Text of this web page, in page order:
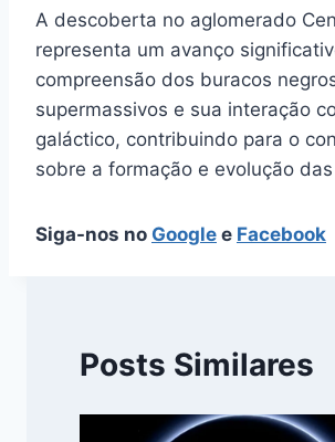
A descoberta no aglomerado
representa um avanço
compreensão dos buracos
supermassivos e sua interação
galáctico, contribuindo para o
sobre a formação e evolução
Siga-nos no Google e Facebook
Posts Similares